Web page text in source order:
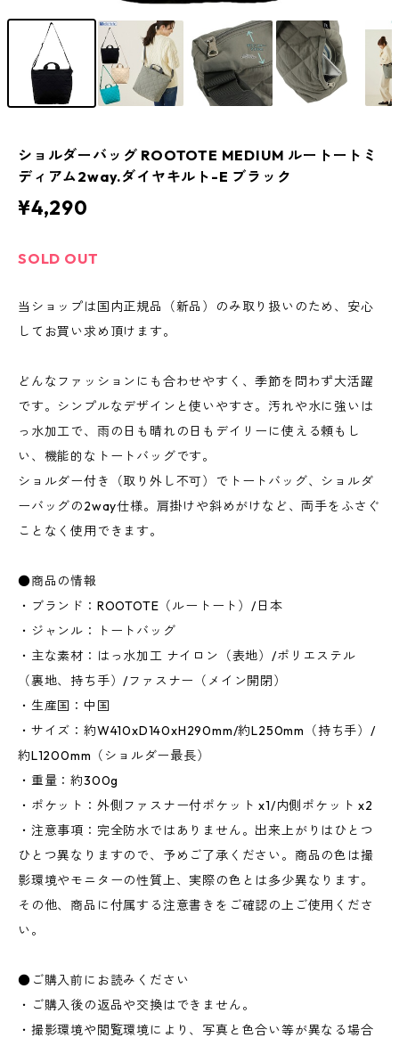
ショルダーバッグ ROOTOTE MEDIUM ルートートミ
ディアム2way.ダイヤキルト-E ブラック
¥4,290
SOLD OUT
当ショップは国内正規品（新品）のみ取り扱いのため、安心
してお買い求め頂けます。
どんなファッションにも合わせやすく、季節を問わず大活躍
です。シンプルなデザインと使いやすさ。汚れや水に強いは
っ水加工で、雨の日も晴れの日もデイリーに使える頼もし
い、機能的なトートバッグです。
ショルダー付き（取り外し不可）でトートバッグ、ショルダ
ーバッグの2way仕様。肩掛けや斜めがけなど、両手をふさぐ
ことなく使用できます。
●商品の情報
・ブランド：ROOTOTE（ルートート）/日本
・ジャンル：トートバッグ
・主な素材：はっ水加工 ナイロン（表地）/ポリエステル
（裏地、持ち手）/ファスナー（メイン開閉）
・生産国：中国
・サイズ：約W410xD140xH290mm/約L250mm（持ち手）/
約L1200mm（ショルダー最長）
・重量：約300g
・ポケット：外側ファスナー付ポケット x1/内側ポケット x2
・注意事項：完全防水ではありません。出来上がりはひとつ
ひとつ異なりますので、予めご了承ください。商品の色は撮
影環境やモニターの性質上、実際の色とは多少異なります。
その他、商品に付属する注意書きをご確認の上ご使用くださ
い。
●ご購入前にお読みください
・ご購入後の返品や交換はできません。
・撮影環境や閲覧環境により、写真と色合い等が異なる場合